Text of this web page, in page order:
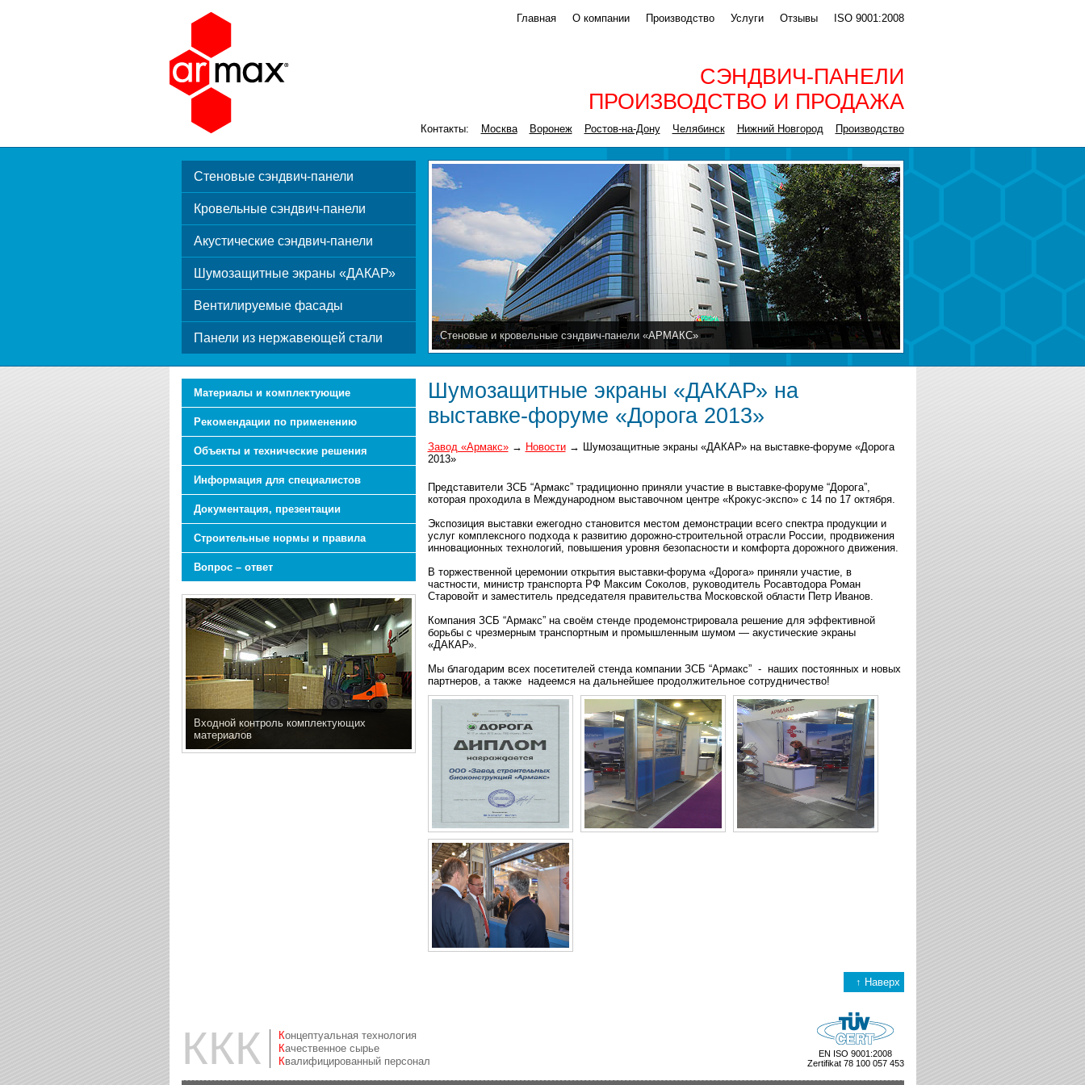
Главная О компании Производство Услуги Отзывы ISO 9001:2008
СЭНДВИЧ-ПАНЕЛИ
ПРОИЗВОДСТВО И ПРОДАЖА
Контакты: Москва Воронеж Ростов-на-Дону Челябинск Нижний Новгород Производство
Стеновые сэндвич-панели
Кровельные сэндвич-панели
Акустические сэндвич-панели
Шумозащитные экраны «ДАКАР»
Вентилируемые фасады
Панели из нержавеющей стали Стеновые и кровельные сэндвич-панели «АРМАКС»
Материалы и комплектующие
Рекомендации по применению
Объекты и технические решения
Информация для специалистов
Документация, презентации
Строительные нормы и правила
Вопрос – ответ
Входной контроль комплектующих
материалов
Шумозащитные экраны «ДАКАР» на
выставке-форуме «Дорога 2013»
Завод «Армакс» → Новости → Шумозащитные экраны «ДАКАР» на выставке-форуме «Дорога
2013»
Представители ЗСБ “Армакс” традиционно приняли участие в выставке-форуме “Дорога”,
которая проходила в Международном выставочном центре «Крокус-экспо» с 14 по 17 октября.
Экспозиция выставки ежегодно становится местом демонстрации всего спектра продукции и
услуг комплексного подхода к развитию дорожно-строительной отрасли России, продвижения
инновационных технологий, повышения уровня безопасности и комфорта дорожного движения.
В торжественной церемонии открытия выставки-форума «Дорога» приняли участие, в
частности, министр транспорта РФ Максим Соколов, руководитель Росавтодора Роман
Старовойт и заместитель председателя правительства Московской области Петр Иванов.
Компания ЗСБ “Армакс” на своём стенде продемонстрировала решение для эффективной
борьбы с чрезмерным транспортным и промышленным шумом — акустические экраны
«ДАКАР».
Мы благодарим всех посетителей стенда компании ЗСБ “Армакс” - наших постоянных и новых
партнеров, а также надеемся на дальнейшее продолжительное сотрудничество!
↑ Наверх
ККК
Концептуальная технология
Качественное сырье
Квалифицированный персонал
EN ISO 9001:2008
Zertifikat 78 100 057 453